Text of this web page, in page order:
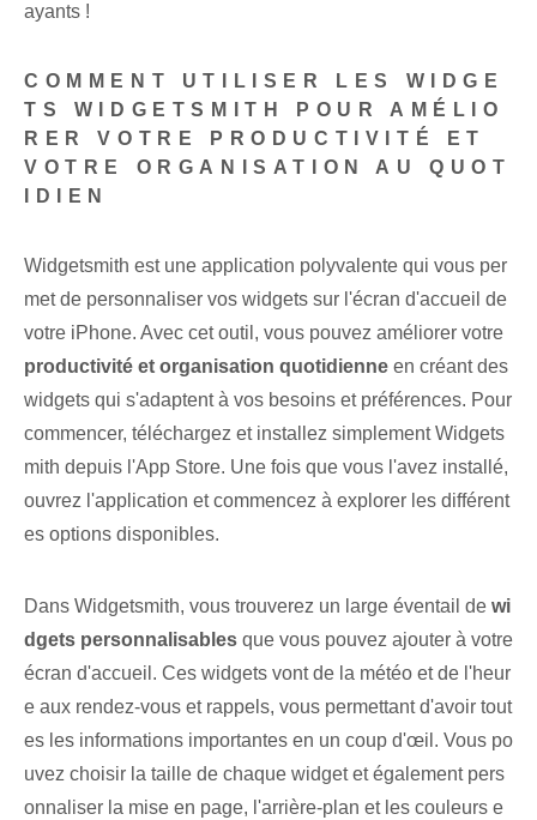
ayants !
COMMENT UTILISER LES WIDGE
TS WIDGETSMITH POUR AMÉLIO
RER VOTRE PRODUCTIVITÉ ET
VOTRE ORGANISATION AU QUOT
IDIEN
Widgetsmith est une application polyvalente qui vous per
met de personnaliser vos widgets sur l'écran d'accueil de
votre iPhone. Avec cet⁣ outil, vous pouvez​ améliorer votre
productivité et organisation quotidienne en créant⁤ des
widgets qui⁤ s'adaptent à vos besoins​ et préférences. Pour
commencer, téléchargez et installez simplement Widgets
mith depuis l'App Store. Une fois que vous l'avez installé,
ouvrez l'application et commencez à explorer les différent
es options disponibles.
Dans Widgetsmith, vous trouverez un large éventail de wi
dgets personnalisables que vous pouvez ajouter à votre
écran d'accueil. Ces widgets vont de la météo et de l'heur
e aux rendez-vous et rappels, vous permettant d'avoir tout
es les informations importantes en un coup d'œil. Vous po
uvez choisir la taille de chaque widget et également pers
onnaliser la mise en page, l'arrière-plan et les couleurs e